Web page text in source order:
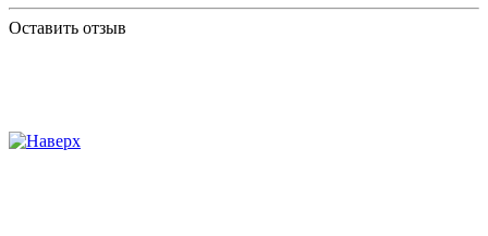
Оставить отзыв